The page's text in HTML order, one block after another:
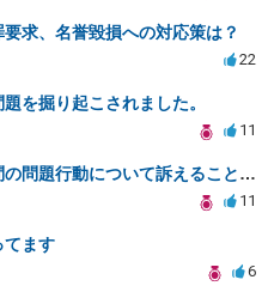
求、名誉毀損への対応策は？
22
を掘り起こされました。
11
バスケットボール部の顧問の問題行動について訴えることは可能でしょうか？
11
てます
6